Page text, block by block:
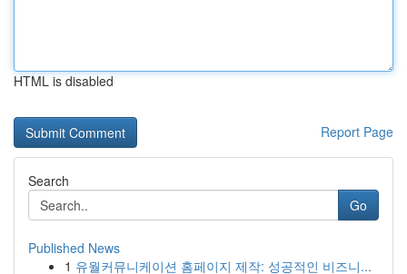
HTML is disabled
Report Page
Search
Go
Published News
1 유월커뮤니케이션 홈페이지 제작: 성공적인 비즈니...